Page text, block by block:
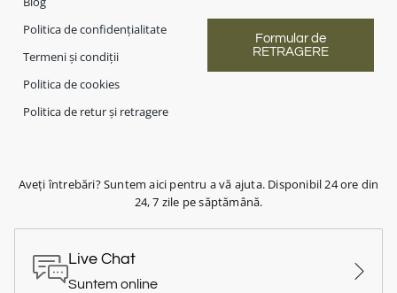
Politica de confidențialitate
Termeni și condiții
Politica de cookies
Politica de retur și retragere
Formular de
RETRAGERE
Aveți întrebări? Suntem aici pentru a vă ajuta. Disponibil 24 ore din
24, 7 zile pe săptămână.
Live Chat
Suntem online